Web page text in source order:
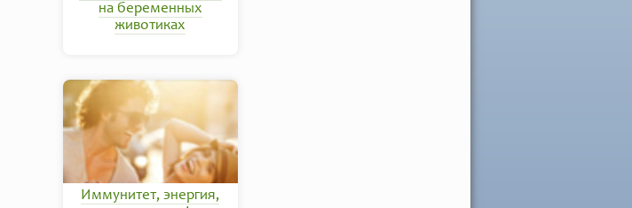
на беременных
животиках
Иммунитет, энергия,